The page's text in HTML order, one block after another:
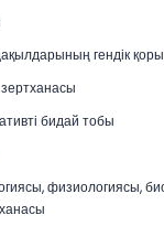
гендік
бидай тобы
физиологиясы,